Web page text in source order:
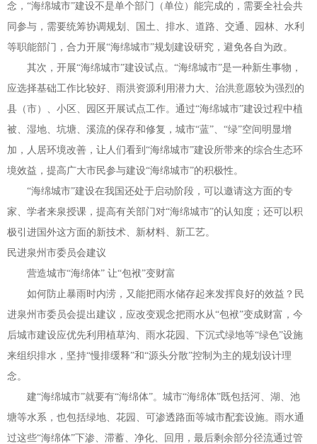
念， “海绵城市”建设不是单个部门（单位）能完成的，需要全社会共
同参与，需要统筹协调规划、国土、排水、道路、交通、园林、水利
等职能部门，合力开展“海绵城市”规划建设研究，避免各自为政。
其次，开展“海绵城市”建设试点。“海绵城市”是一种新生事物，
应选择基础工作比较好、雨洪资源利用潜力大、治洪意愿较为强烈的
县（市）、小区、园区开展试点工作。通过“海绵城市”建设过程中植
被、湿地、坑塘、溪流的保存和修复，城市“蓝”、 “绿”空间明显增
加，人居环境改善，让人们看到 “海绵城市”建设所带来的综合生态环
境效益，提高广大市民参与建设“海绵城市”的积极性。
“海绵城市”建设在我国还处于启动阶段，可以邀请这方面的专
家、学者来泉授课，提高有关部门对“海绵城市”的认知度；还可以积
极引进国外这方面的新技术、新材料、新工艺。
民进泉州市委员会建议
营造城市“海绵体”让“包袱”变财富
如何防止暴雨时内涝，又能把雨水储存起来发挥良好的效益？民
进泉州市委员会提出建议，应改变观念把雨水从“包袱”变成财富，今
后城市建设应优先利用植草沟、雨水花园、下沉式绿地等“绿色”设施
来组织排水，坚持“慢排缓释”和“源头分散”控制为主的规划设计理
念。
建“海绵城市”就要有“海绵体”。城市“海绵体”既包括河、湖、池
塘等水系，也包括绿地、花园、可渗透路面等城市配套设施。雨水通
过这些“海绵体”下渗、滞蓄、净化、回用，最后剩余部分径流通过管